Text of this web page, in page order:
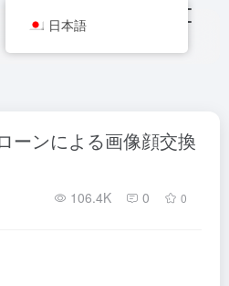
ーンによる画像顔交換
106.4K 0 0
日本語